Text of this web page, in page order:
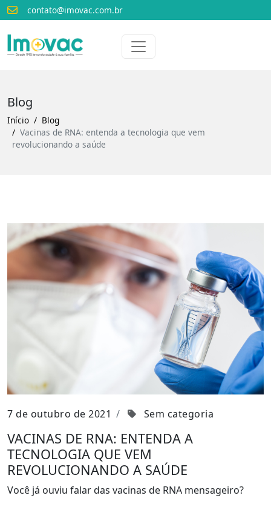
contato@imovac.com.br
Voltar para o início
Blog
Início
Blog
Vacinas de RNA: entenda a tecnologia que vem
revolucionando a saúde
7 de outubro de 2021 Sem categoria
VACINAS DE RNA: ENTENDA A
TECNOLOGIA QUE VEM
REVOLUCIONANDO A SAÚDE
Você já ouviu falar das vacinas de RNA mensageiro?